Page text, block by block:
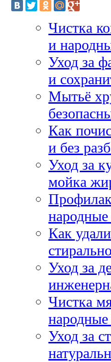
Чистка
и
Уход за
и
Мытьё
Как
и без
Уход за
мойка
Как
Уход за
Чистка
Уход за